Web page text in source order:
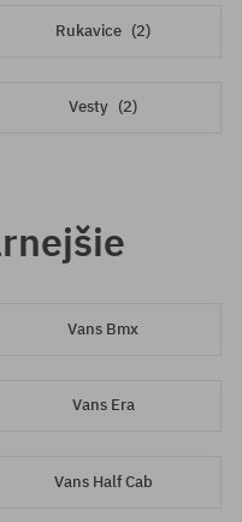
Rukavice (2)
Vesty (2)
Vans Bmx
Vans Era
Vans Half Cab